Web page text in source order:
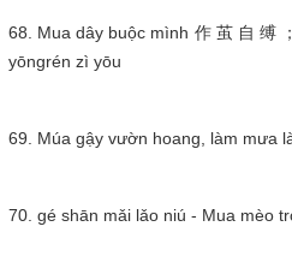
68. Mua dây buộc mình 作 茧 自 缚
yōngrén zì yōu
69. Múa gậy vườn hoang, làm mưa
70. gé shān mǎi lǎo niú - Mua mèo